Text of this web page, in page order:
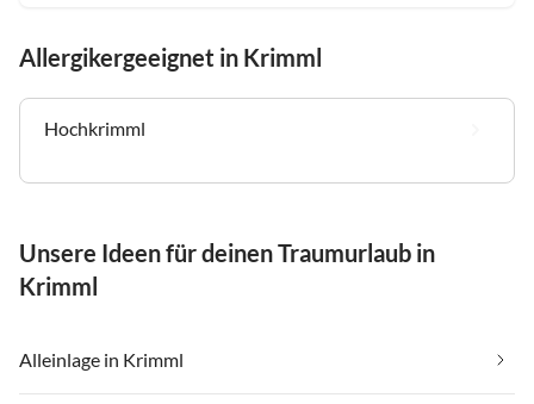
Allergikergeeignet in Krimml
Hochkrimml
Unsere Ideen für deinen Traumurlaub in
Krimml
Alleinlage in Krimml